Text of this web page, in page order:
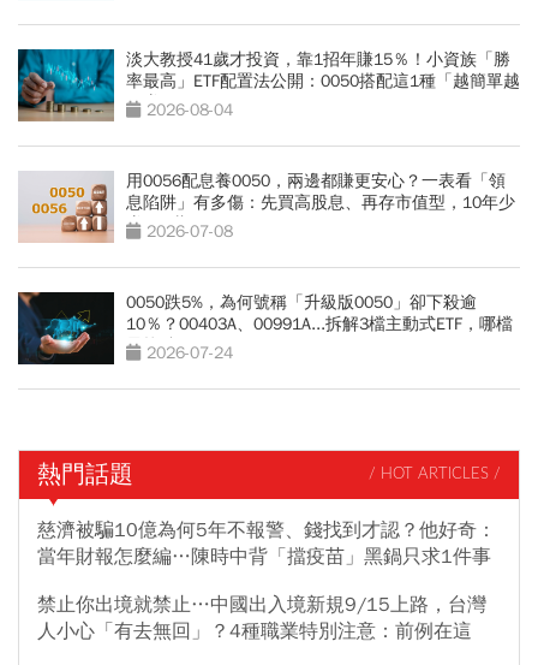
淡大教授41歲才投資，靠1招年賺15％！小資族「勝
率最高」ETF配置法公開：0050搭配這1種「越簡單越
好賺」
2026-08-04
用0056配息養0050，兩邊都賺更安心？一表看「領
息陷阱」有多傷：先買高股息、再存市值型，10年少
賺330萬
2026-07-08
0050跌5%，為何號稱「升級版0050」卻下殺逾
10％？00403A、00991A...拆解3檔主動式ETF，哪檔
最抗跌？
2026-07-24
熱門話題 / HOT ARTICLES /
慈濟被騙10億為何5年不報警、錢找到才認？他好奇：
當年財報怎麼編…陳時中背「擋疫苗」黑鍋只求1件事
禁止你出境就禁止…中國出入境新規9/15上路，台灣
人小心「有去無回」？4種職業特別注意：前例在這